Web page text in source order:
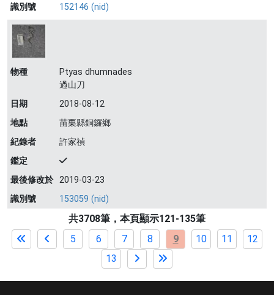
識別號
152146 (nid)
物種
Ptyas dhumnades
過山刀
日期
2018-08-12
地點
苗栗縣銅鑼鄉
紀錄者
許家禎
鑑定
最後修改於 2019-03-23
識別號
153059 (nid)
共3708筆，本頁顯示121-135筆
5
6 7 8 9 10 11
12
13